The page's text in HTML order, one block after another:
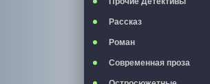
Рассказ
Роман
Современная проза